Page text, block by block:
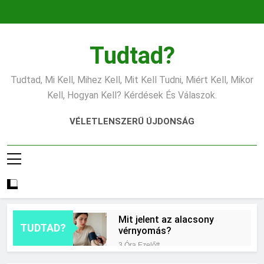
Tudtad?
Tudtad, Mi Kell, Mihez Kell, Mit Kell Tudni, Miért Kell, Mikor
Kell, Hogyan Kell? Kérdések És Válaszok.
VÉLETLENSZERŰ ÚJDONSÁG
TUDTAD?
Mit jelent az alacsony
vérnyomás?
3 Óra Ezelőtt